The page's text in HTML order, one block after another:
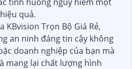
quả.
Trọn Bộ Giá Rẻ,
an ninh đáng tin cậy không
doanh nghiệp của bạn mà
mang lại chất lượng hình